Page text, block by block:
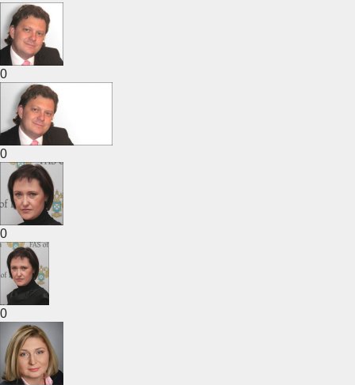
0
0
0
0